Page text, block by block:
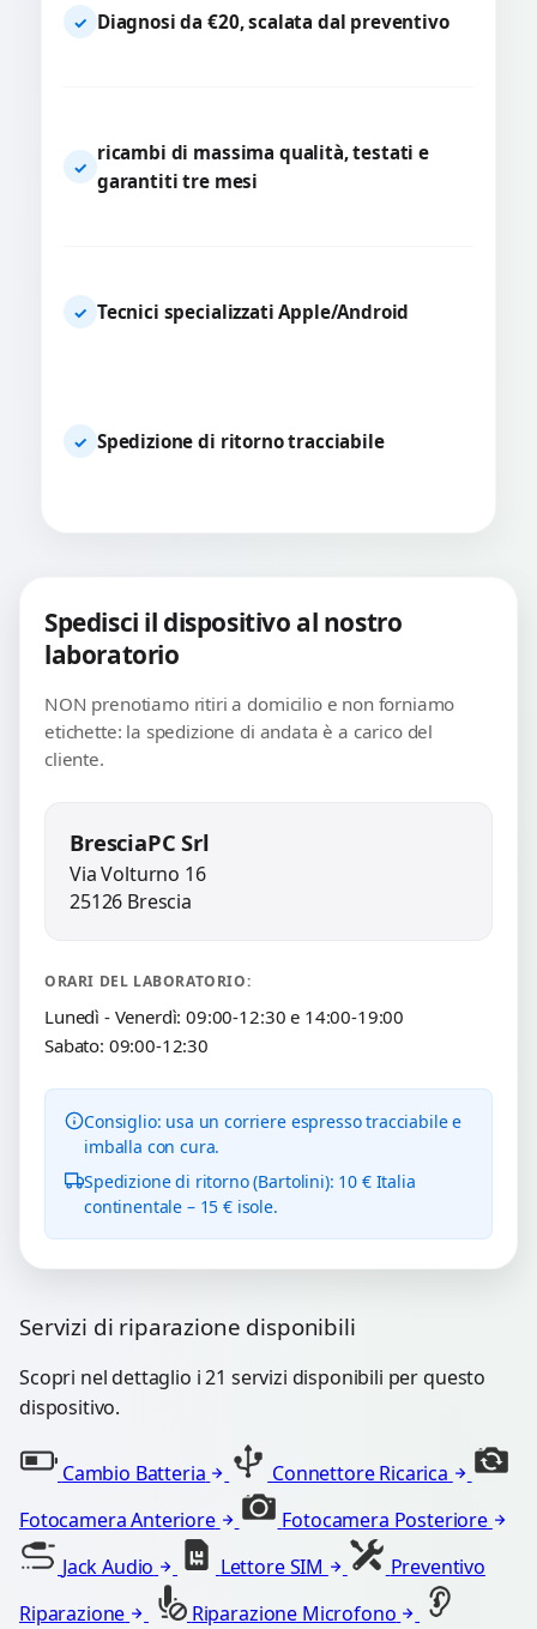
✓ Diagnosi da €20, scalata dal preventivo
✓
ricambi di massima qualità, testati e
garantiti tre mesi
✓ Tecnici specializzati Apple/Android
✓ Spedizione di ritorno tracciabile
Spedisci il dispositivo al nostro
laboratorio
NON prenotiamo ritiri a domicilio e non forniamo
etichette: la spedizione di andata è a carico del
cliente.
BresciaPC Srl
Via Volturno 16
25126 Brescia
ORARI DEL LABORATORIO:
Lunedì - Venerdì: 09:00-12:30 e 14:00-19:00
Sabato: 09:00-12:30
Consiglio: usa un corriere espresso tracciabile e
imballa con cura.
Spedizione di ritorno (Bartolini): 10 € Italia
continentale – 15 € isole.
Servizi di riparazione disponibili
Scopri nel dettaglio i 21 servizi disponibili per questo
dispositivo.
Cambio Batteria
Connettore Ricarica
Fotocamera Anteriore
Fotocamera Posteriore
Jack Audio
Lettore SIM
Preventivo
Riparazione
Riparazione Microfono